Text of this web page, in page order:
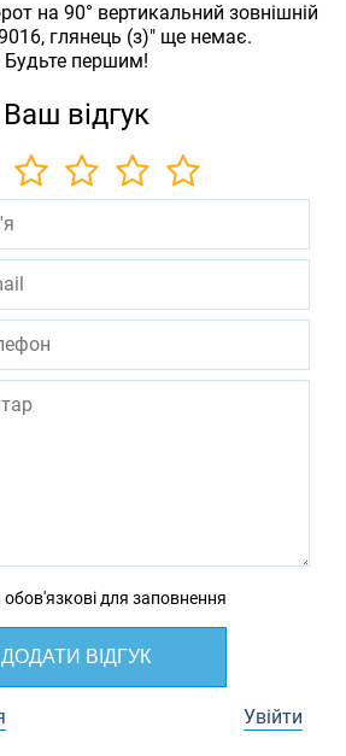
на 90° вертикальний зовнішній
глянець (з)" ще немає.
Будьте першим!
Ваш відгук
обов'язкові для заповнення
ДОДАТИ ВІДГУК
Увійти